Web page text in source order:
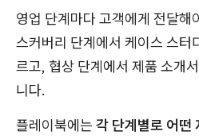
영업 단계마다 고객에게 전달해
스커버리 단계에서 케이스 스터
르고, 협상 단계에서 제품 소개
니다.
플레이북에는 각 단계별로 어떤